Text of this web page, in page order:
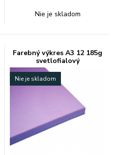
Nie je skladom
Farebný výkres A3 12 185g
svetlofialový
Nie je skladom